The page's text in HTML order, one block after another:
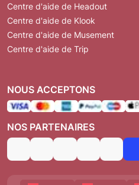
Centre d'aide de Headout
Centre d'aide de Klook
Centre d'aide de Musement
Centre d'aide de Trip
NOUS ACCEPTONS
NOS PARTENAIRES